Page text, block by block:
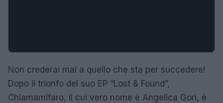
Non crederai mai a quello che sta per succedere!
Dopo il trionfo del suo EP “Lost & Found”,
Chiamamifaro, il cui vero nome è Angelica Gori, è